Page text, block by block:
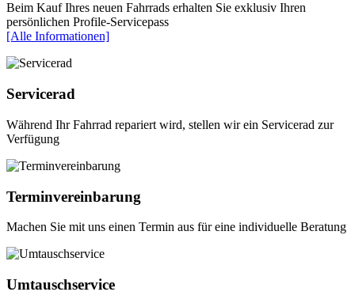
Beim Kauf Ihres neuen Fahrrads erhalten Sie exklusiv Ihren
persönlichen Profile-Servicepass
[Alle Informationen]
Servicerad
Während Ihr Fahrrad repariert wird, stellen wir ein Servicerad zur
Verfügung
Terminvereinbarung
Machen Sie mit uns einen Termin aus für eine individuelle Beratung
Umtauschservice